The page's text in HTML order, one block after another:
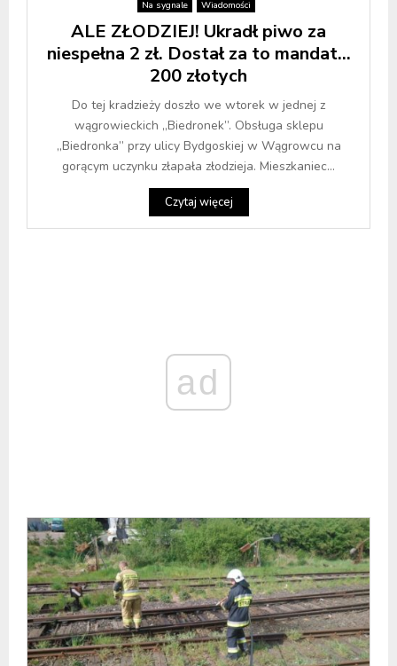
Na sygnale Wiadomości
ALE ZŁODZIEJ! Ukradł piwo za
niespełna 2 zł. Dostał za to mandat…
200 złotych
Do tej kradzieży doszło we wtorek w jednej z
wągrowieckich „Biedronek”. Obsługa sklepu
„Biedronka” przy ulicy Bydgoskiej w Wągrowcu na
gorącym uczynku złapała złodzieja. Mieszkaniec...
Czytaj więcej
ad